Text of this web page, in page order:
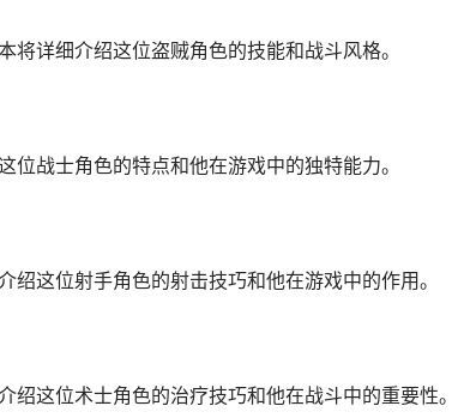
详细介绍这位盗贼角色的技能和战斗风格。
战士角色的特点和他在游戏中的独特能力。
这位射手角色的射击技巧和他在游戏中的作用。
这位术士角色的治疗技巧和他在战斗中的重要性。